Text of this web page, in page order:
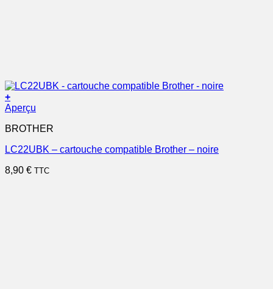
+
Aperçu
BROTHER
LC22UBK – cartouche compatible Brother – noire
8,90 € TTC